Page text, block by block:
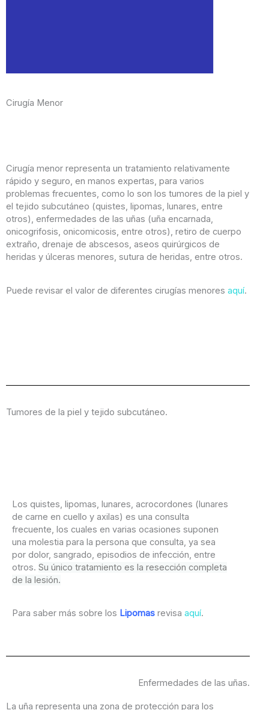
Conoce más sobre mí
Ver más
Cirugía Menor
Cirugía menor representa un tratamiento relativamente
rápido y seguro, en manos expertas, para varios
problemas frecuentes, como lo son los tumores de la piel y
el tejido subcutáneo (quistes, lipomas, lunares, entre
otros), enfermedades de las uñas (uña encarnada,
onicogrifosis, onicomicosis, entre otros), retiro de cuerpo
extraño, drenaje de abscesos, aseos quirúrgicos de
heridas y úlceras menores, sutura de heridas, entre otros.
Puede revisar el valor de diferentes cirugías menores aquí.
Tumores de la piel y tejido subcutáneo.
Los quistes, lipomas, lunares, acrocordones (lunares
de carne en cuello y axilas) es una consulta
frecuente, los cuales en varias ocasiones suponen
una molestia para la persona que consulta, ya sea
por dolor, sangrado, episodios de infección, entre
otros. Su único tratamiento es la resección completa
de la lesión.
Para saber más sobre los Lipomas revisa aquí.
Enfermedades de las uñas.
La uña representa una zona de protección para los